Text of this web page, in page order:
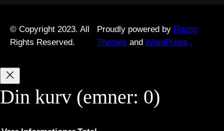
© Copyright 2023. All
Rights Reserved.
Proudly powered by Rising
Themes and WordPress .
Din kurv (emner: 0)